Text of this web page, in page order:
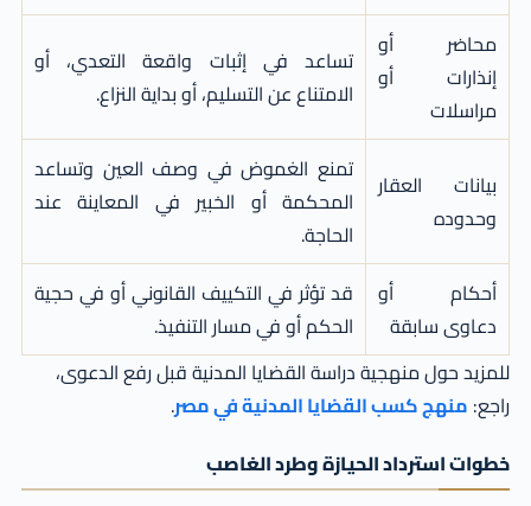
محاضر أو
إنذارات أو
مراسلات
تساعد في إثبات واقعة التعدي، أو
الامتناع عن التسليم، أو بداية النزاع.
بيانات العقار
وحدوده
تمنع الغموض في وصف العين وتساعد
المحكمة أو الخبير في المعاينة عند
الحاجة.
أحكام أو
دعاوى سابقة
قد تؤثر في التكييف القانوني أو في حجية
الحكم أو في مسار التنفيذ.
للمزيد حول منهجية دراسة القضايا المدنية قبل رفع الدعوى،
راجع: منهج كسب القضايا المدنية في مصر.
خطوات استرداد الحيازة وطرد الغاصب